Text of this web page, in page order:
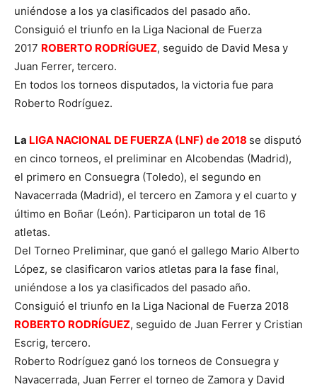
uniéndose a los ya clasificados del pasado año.
Consiguió el triunfo en la Liga Nacional de Fuerza
2017 ROBERTO RODRÍGUEZ, seguido de David Mesa y
Juan Ferrer, tercero.
En todos los torneos disputados, la victoria fue para
Roberto Rodríguez.
La LIGA NACIONAL DE FUERZA (LNF) de 2018 se disputó
en cinco torneos, el preliminar en Alcobendas (Madrid),
el primero en Consuegra (Toledo), el segundo en
Navacerrada (Madrid), el tercero en Zamora y el cuarto y
último en Boñar (León). Participaron un total de 16
atletas.
Del Torneo Preliminar, que ganó el gallego Mario Alberto
López, se clasificaron varios atletas para la fase final,
uniéndose a los ya clasificados del pasado año.
Consiguió el triunfo en la Liga Nacional de Fuerza 2018
ROBERTO RODRÍGUEZ, seguido de Juan Ferrer y Cristian
Escrig, tercero.
Roberto Rodríguez ganó los torneos de Consuegra y
Navacerrada, Juan Ferrer el torneo de Zamora y David